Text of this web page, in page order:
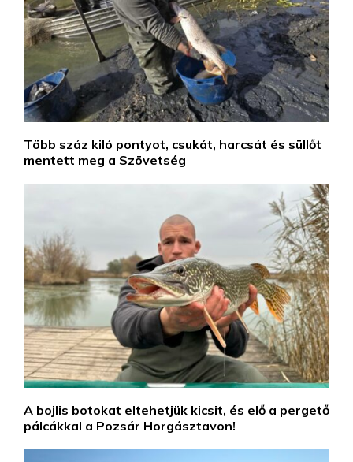
Több száz kiló pontyot, csukát, harcsát és süllőt
mentett meg a Szövetség
A bojlis botokat eltehetjük kicsit, és elő a pergető
pálcákkal a Pozsár Horgásztavon!